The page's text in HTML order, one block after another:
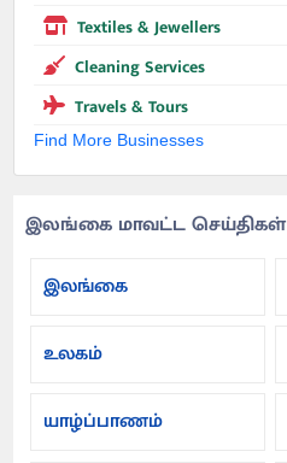
Textiles & Jewellers
Cleaning Services
Travels & Tours
Find More Businesses
இலங்கை மாவட்ட செய்திகள்
இலங்கை
உலகம்
யாழ்ப்பாணம்